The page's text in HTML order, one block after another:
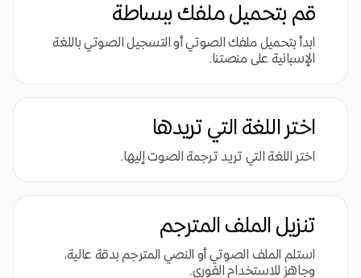
قم بتحميل ملفك ببساطة
ابدأ بتحميل ملفك الصوتي أو التسجيل الصوتي باللغة
الإسبانية على منصتنا.
اختر اللغة التي تريدها
اختر اللغة التي تريد ترجمة الصوت إليها.
تنزيل الملف المترجم
استلم الملف الصوتي أو النصي المترجم بدقة عالية،
وجاهز للاستخدام الفوري.